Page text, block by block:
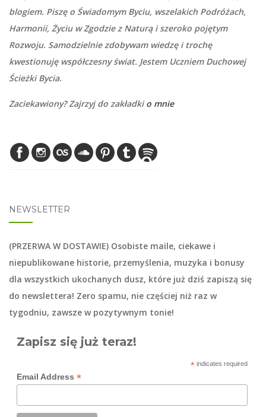
blogiem. Piszę o Świadomym Byciu, wszelakich Podróżach,
Harmonii, Życiu w Zgodzie z Naturą i szeroko pojętym
Rozwoju. Samodzielnie zdobywam wiedzę i trochę
kwestionuję współczesny świat. Jestem Uczniem Duchowej
Ścieżki Bycia.
Zaciekawiony? Zajrzyj do zakładkio mnie
NEWSLETTER
(PRZERWA W DOSTAWIE) Osobiste maile, ciekawe i
niepublikowane historie, przemyślenia, muzyka i bonusy
dla wszystkich ukochanych dusz, które już dziś zapiszą się
do newslettera! Zero spamu, nie częściej niż raz w
tygodniu, zawsze w pozytywnym tonie!
Zapisz się już teraz!
*indicates required
Email Address *